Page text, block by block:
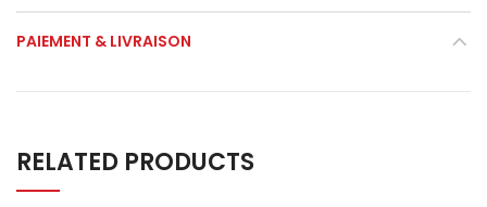
PAIEMENT & LIVRAISON
RELATED PRODUCTS